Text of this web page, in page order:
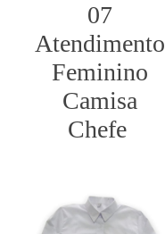
07
Atendimento
Feminino
Camisa
Chefe